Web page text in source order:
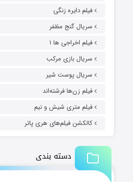
فیلم دایره زنگی
سریال گنج مظفر
فیلم اخراجی ها ۱
سریال بازی مرکب
سریال پوست شیر
فیلم زن‌ها فرشته‌اند
فیلم متری شیش و نیم
کالکشن فیلم‌های هری پاتر
دسته بندی